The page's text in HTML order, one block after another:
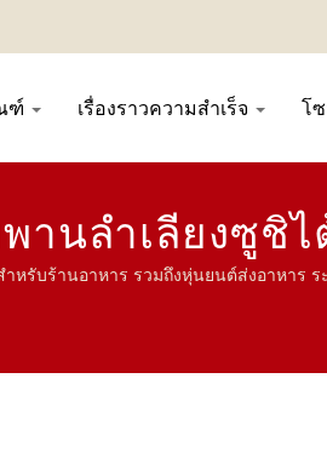
ฑ์ เรื่องราวความสำเร็จ โ
นลำเลียงซูชิไ
หรับร้านอาหาร รวมถึงหุ่นยนต์ส่งอาหา
ะบบส่งอาหารที่ปรับแต่งได้ และเครื่องใช้